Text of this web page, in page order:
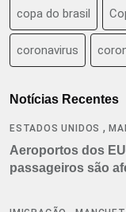
copa do brasil
coronavirus
Notícias Recentes
ESTADOS UNIDOS ,
Aeroportos dos
passageiros são